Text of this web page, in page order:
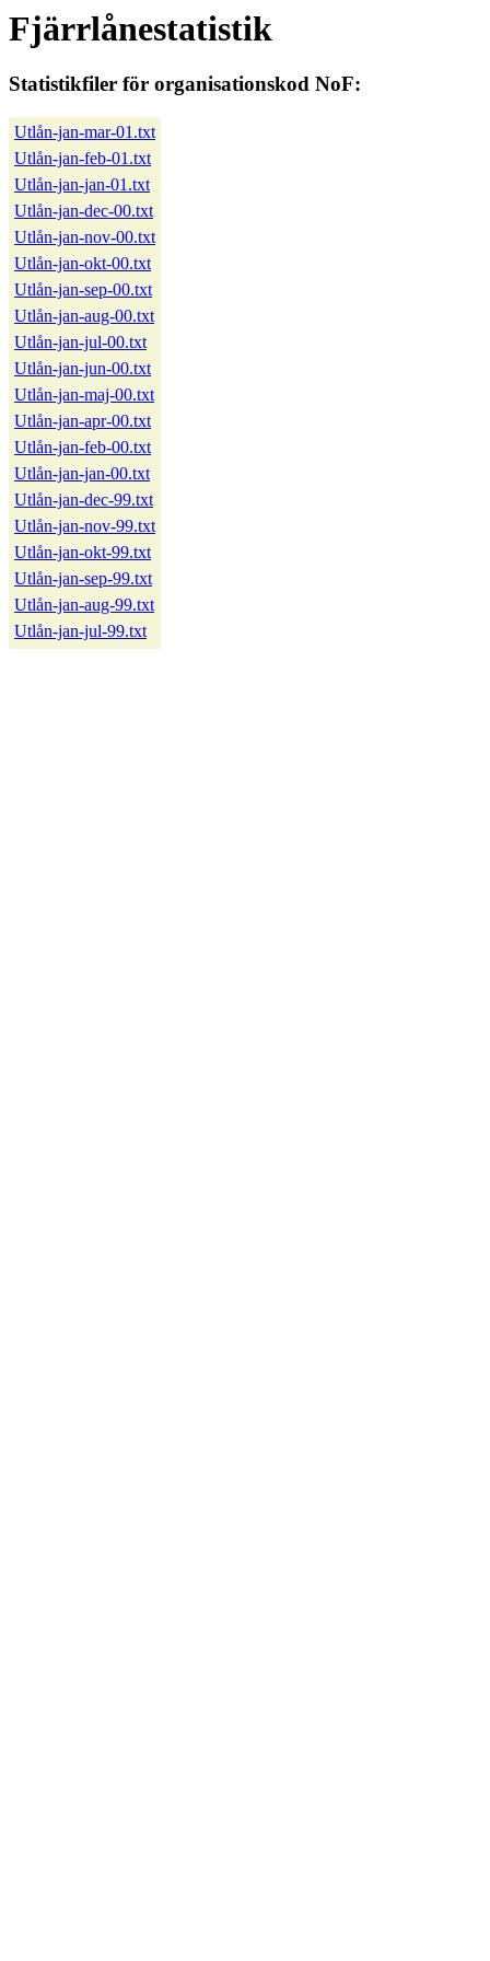
Fjärrlånestatistik
Statistikfiler för organisationskod NoF:
Utlån-jan-mar-01.txt
Utlån-jan-feb-01.txt
Utlån-jan-jan-01.txt
Utlån-jan-dec-00.txt
Utlån-jan-nov-00.txt
Utlån-jan-okt-00.txt
Utlån-jan-sep-00.txt
Utlån-jan-aug-00.txt
Utlån-jan-jul-00.txt
Utlån-jan-jun-00.txt
Utlån-jan-maj-00.txt
Utlån-jan-apr-00.txt
Utlån-jan-feb-00.txt
Utlån-jan-jan-00.txt
Utlån-jan-dec-99.txt
Utlån-jan-nov-99.txt
Utlån-jan-okt-99.txt
Utlån-jan-sep-99.txt
Utlån-jan-aug-99.txt
Utlån-jan-jul-99.txt